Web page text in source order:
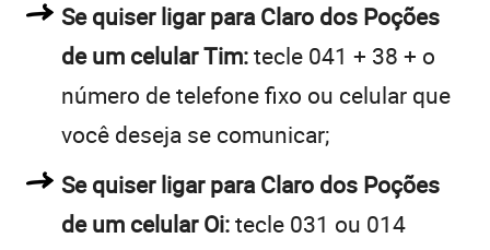
Se quiser ligar para Claro dos Poções
de um celular Tim:tecle 041 + 38 + o
número de telefone fixo ou celular que
você deseja se comunicar;
Se quiser ligar para Claro dos Poções
de um celular Oi:tecle 031 ou 014